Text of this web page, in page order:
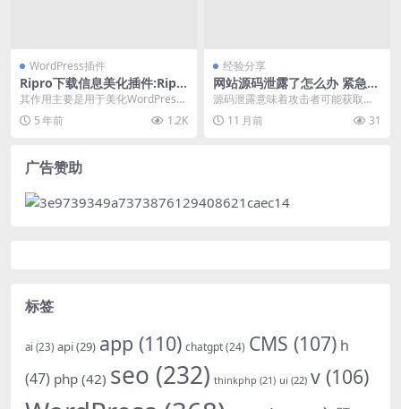
WordPress插件
Ripro下载信息美化插件:Ripr
odl 2.0
其作用主要是用于美化WordPress
主题Ri Pro，这款虚拟资源下载主题
的美...5 年前 1.2K
经验分享
网站源码泄露了怎么办 紧急处
理安全加固步骤
源码泄露意味着攻击者可能获取了
网站的核心逻辑、数据库结构、用
户信息等敏感数据。必...
11 月前 31
广告赞助
标签
ai (23) api(29) app (110) chatgpt(24) CMS (107) h
(47) php (42) seo (232) thinkphp (21) ui (22) v (106)